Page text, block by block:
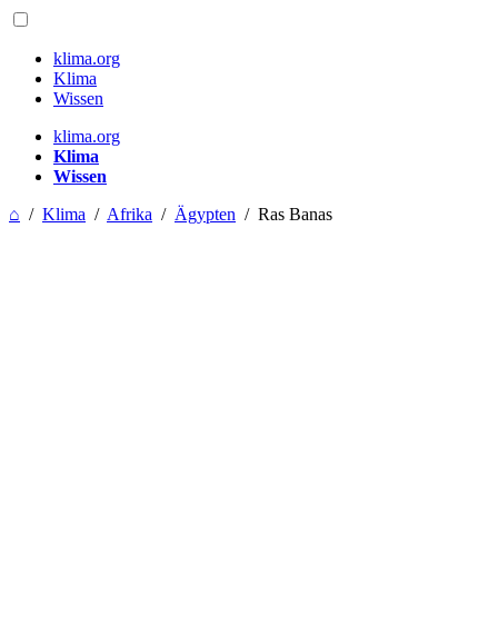
klima.org
Klima
Wissen
klima.org
Klima
Wissen
⌂ / Klima / Afrika / Ägypten / Ras Banas